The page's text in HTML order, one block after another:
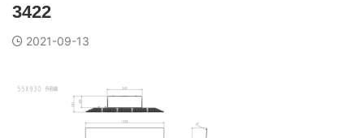
3422
2021-09-13